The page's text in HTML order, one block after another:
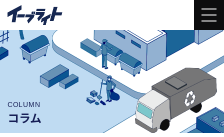
COLUMN
コラム